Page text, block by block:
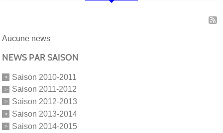
Aucune news
NEWS PAR SAISON
Saison 2010-2011
Saison 2011-2012
Saison 2012-2013
Saison 2013-2014
Saison 2014-2015